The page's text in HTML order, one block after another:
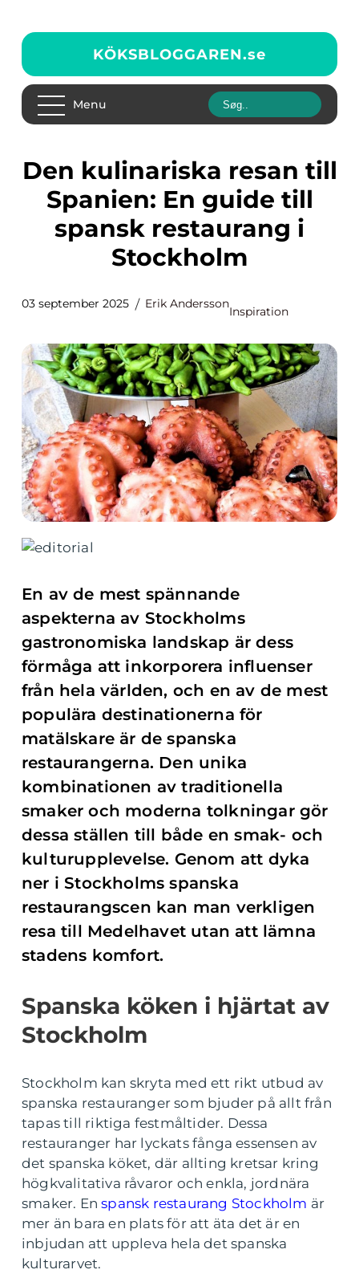
KÖKSBLOGGAREN.se
Menu
Den kulinariska resan till
Spanien: En guide till
spansk restaurang i
Stockholm
03 september 2025 Erik Andersson
Inspiration
En av de mest spännande
aspekterna av Stockholms
gastronomiska landskap är dess
förmåga att inkorporera influenser
från hela världen, och en av de mest
populära destinationerna för
matälskare är de spanska
restaurangerna. Den unika
kombinationen av traditionella
smaker och moderna tolkningar gör
dessa ställen till både en smak- och
kulturupplevelse. Genom att dyka
ner i Stockholms spanska
restaurangscen kan man verkligen
resa till Medelhavet utan att lämna
stadens komfort.
Spanska köken i hjärtat av
Stockholm
Stockholm kan skryta med ett rikt utbud av
spanska restauranger som bjuder på allt från
tapas till riktiga festmåltider. Dessa
restauranger har lyckats fånga essensen av
det spanska köket, där allting kretsar kring
högkvalitativa råvaror och enkla, jordnära
smaker. Enspansk restaurang Stockholm är
mer än bara en plats för att äta det är en
inbjudan att uppleva hela det spanska
kulturarvet.